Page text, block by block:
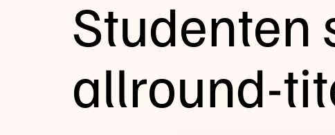
Kalender
Disciplines
Uitslagen
Studenten
allround-